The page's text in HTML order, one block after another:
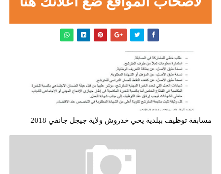
مسابقة توظيف ببلدية يحي خدروش ولاية جيجل جانفي 2018